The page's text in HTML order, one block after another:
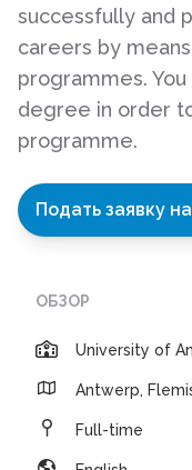
successfully and
careers by
programmes.
degree in order
programme.
Подать заявку
ОБЗОР
University of
Antwerp,
Full-time